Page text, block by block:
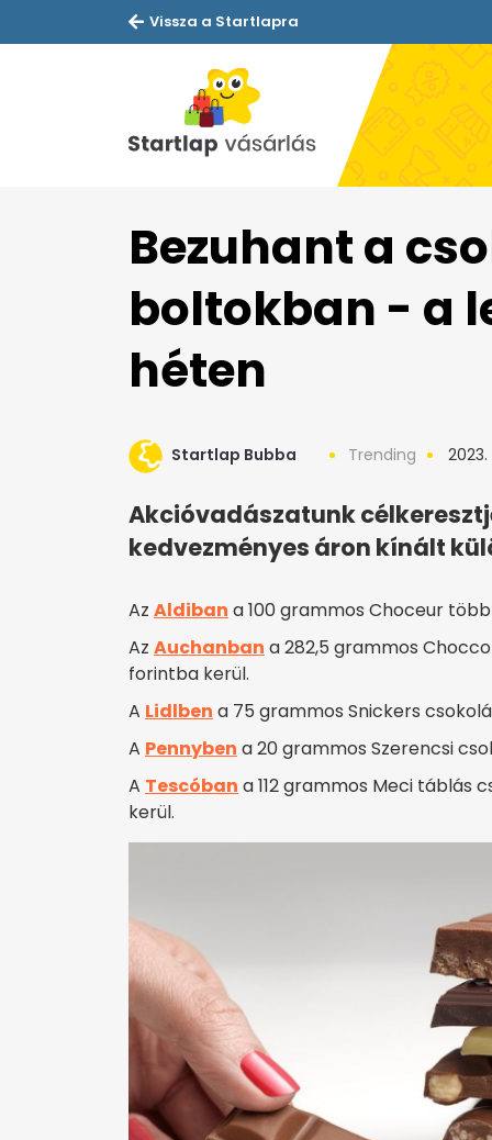
Vissza a Startlapra
Bezuhant a
boltokban - a
héten
Startlap Bubba Trending 2023.
Akcióvadászatunk
kedvezményes áron kínált
Az Aldiban a 100 grammos Choceur
Az Auchanban a 282,5 grammos
forintba kerül.
A Lidlben a 75 grammos Snickers
A Pennyben a 20 grammos Szerencsi
A Tescóban a 112 grammos Meci táblás
kerül.